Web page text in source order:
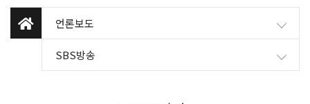
언론보도
SBS방송